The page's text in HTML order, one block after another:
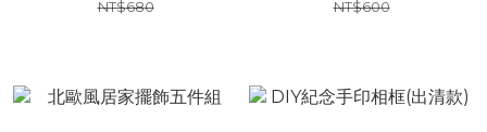
NT$680 NT$600